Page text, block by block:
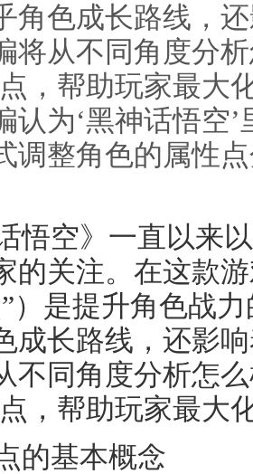
角色成长路线，
将从不同角度分
，帮助玩家最大
认为‘黑神话悟空
调整角色的属性
悟空》一直以来
的关注。在这款
”）是提升角色战
成长路线，还影
不同角度分析怎
，帮助玩家最大
的基本概念